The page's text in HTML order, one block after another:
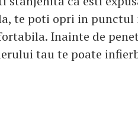
te poti opri in punctul
Inainte de
tau te poate